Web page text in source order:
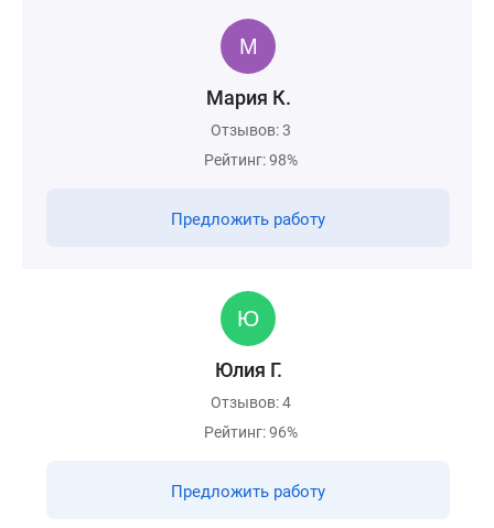
Мария К.
Отзывов: 3
Рейтинг: 98%
Предложить работу
Юлия Г.
Отзывов: 4
Рейтинг: 96%
Предложить работу